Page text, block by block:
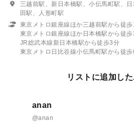
三越前駅、新日本橋駅、小伝馬町駅、
田駅、人形町駅
東京メトロ銀座線ほか三越前駅から徒歩
東京メトロ銀座線ほか日本橋駅から徒歩
JR総武本線新日本橋駅から徒歩3分
東京メトロ日比谷線小伝馬町駅から徒歩
リストに追加し
anan
@anan